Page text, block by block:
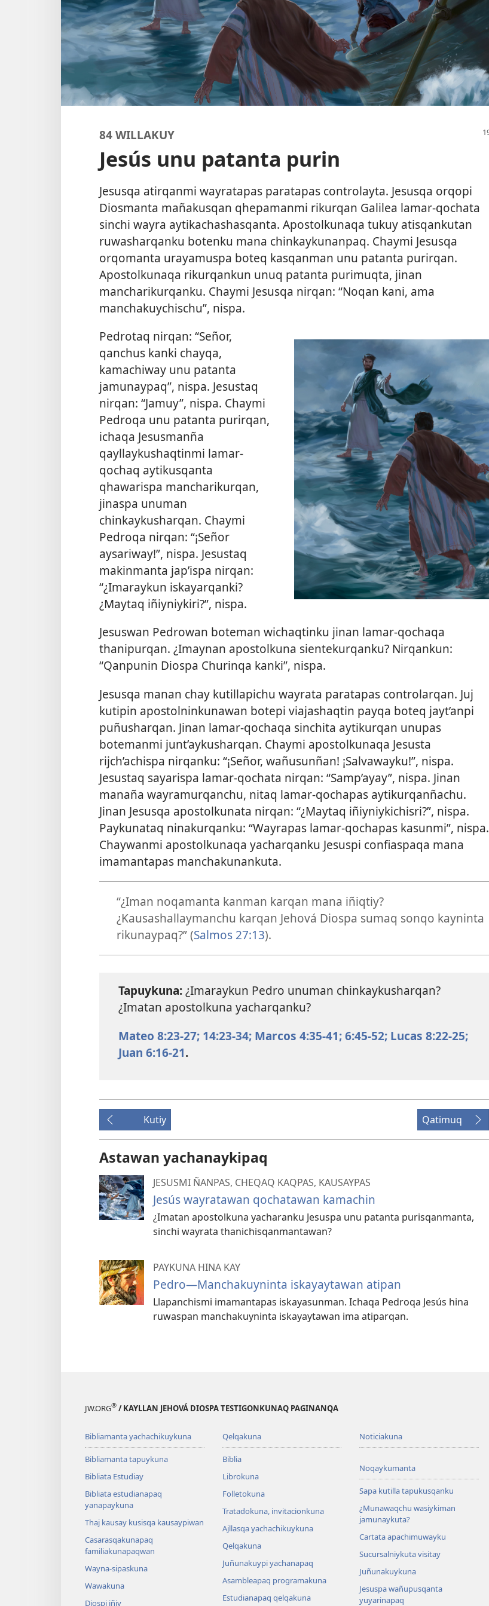
84 WILLAKUY
Jesús unu patanta purin
Jesusqa atirqanmi wayratapas paratapas controlayta. Jesusqa orqopi
Diosmanta mañakusqan qhepamanmi rikurqan Galilea lamar-qochata
sinchi wayra aytikachashasqanta. Apostolkunaqa tukuy atisqankutan
ruwasharqanku botenku mana chinkaykunanpaq. Chaymi Jesusqa
orqomanta urayamuspa boteq kasqanman unu patanta purirqan.
Apostolkunaqa rikurqankun unuq patanta purimuqta, jinan
mancharikurqanku. Chaymi Jesusqa nirqan: “Noqan kani, ama
manchakuychischu”, nispa.
Pedrotaq nirqan: “Señor,
qanchus kanki chayqa,
kamachiway unu patanta
jamunaypaq”, nispa. Jesustaq
nirqan: “Jamuy”, nispa. Chaymi
Pedroqa unu patanta purirqan,
ichaqa Jesusmanña
qayllaykushaqtinmi lamar-
qochaq aytikusqanta
qhawarispa mancharikurqan,
jinaspa unuman
chinkaykusharqan. Chaymi
Pedroqa nirqan: “¡Señor
aysariway!”, nispa. Jesustaq
makinmanta jap’ispa nirqan:
“¿Imaraykun iskayarqanki?
¿Maytaq iñiyniykiri?”, nispa.
Jesuswan Pedrowan boteman wichaqtinku jinan lamar-qochaqa
thanipurqan. ¿Imaynan apostolkuna sientekurqanku? Nirqankun:
“Qanpunin Diospa Churinqa kanki”, nispa.
Jesusqa manan chay kutillapichu wayrata paratapas controlarqan. Juj
kutipin apostolninkunawan botepi viajashaqtin payqa boteq jayt’anpi
puñusharqan. Jinan lamar-qochaqa sinchita aytikurqan unupas
botemanmi junt’aykusharqan. Chaymi apostolkunaqa Jesusta
rijch’achispa nirqanku: “¡Señor, wañusunñan! ¡Salvawayku!”, nispa.
Jesustaq sayarispa lamar-qochata nirqan: “Samp’ayay”, nispa. Jinan
manaña wayramurqanchu, nitaq lamar-qochapas aytikurqanñachu.
Jinan Jesusqa apostolkunata nirqan: “¿Maytaq iñiyniykichisri?”, nispa.
Paykunataq ninakurqanku: “Wayrapas lamar-qochapas kasunmi”, nispa.
Chaywanmi apostolkunaqa yacharqanku Jesuspi confiaspaqa mana
imamantapas manchakunankuta.
“¿Iman noqamanta kanman karqan mana iñiqtiy?
¿Kausashallaymanchu karqan Jehová Diospa sumaq sonqo kayninta
rikunaypaq?” (Salmos 27:13).
Tapuykuna:¿Imaraykun Pedro unuman chinkaykusharqan?
¿Imatan apostolkuna yacharqanku?
Mateo 8:23-27; 14:23-34; Marcos 4:35-41;6:45-52; Lucas 8:22-25;
Juan 6:16-21.
Kutiy Qatimuq
Astawan yachanaykipaq
JESUSMI ÑANPAS, CHEQAQ KAQPAS, KAUSAYPAS
Jesús wayratawan qochatawan kamachin
¿Imatan apostolkuna yacharanku Jesuspa unu patanta purisqanmanta,
sinchi wayrata thanichisqanmantawan?
PAYKUNA HINA KAY
Pedro—Manchakuyninta iskayaytawan atipan
Llapanchismi imamantapas iskayasunman. Ichaqa Pedroqa Jesús hina
ruwaspan manchakuyninta iskayaytawan ima atiparqan.
JW.ORG® / KAYLLAN JEHOVÁ DIOSPA TESTIGONKUNAQ PAGINANQA
Bibliamanta yachachikuykuna
Bibliamanta tapuykuna
Bibliata Estudiay
Bibliata estudianapaq
yanapaykuna
Thaj kausay kusisqa kausaypiwan
Casarasqakunapaq
familiakunapaqwan
Wayna-sipaskuna
Wawakuna
Diospi iñiy
Qelqakuna
Biblia
Librokuna
Folletokuna
Tratadokuna, invitacionkuna
Ajllasqa yachachikuykuna
Qelqakuna
Juñunakuypi yachanapaq
Asambleapaq programakuna
Estudianapaq qelqakuna
Noticiakuna
Noqaykumanta
Sapa kutilla tapukusqanku
¿Munawaqchu wasiykiman
jamunaykuta?
Cartata apachimuwayku
Sucursalniykuta visitay
Juñunakuykuna
Jesuspa wañupusqanta
yuyarinapaq